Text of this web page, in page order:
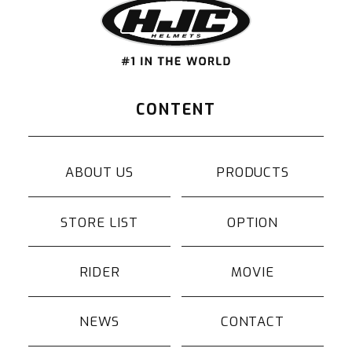
CONTENT
ABOUT US PRODUCTS
STORE LIST OPTION
RIDER MOVIE
NEWS CONTACT